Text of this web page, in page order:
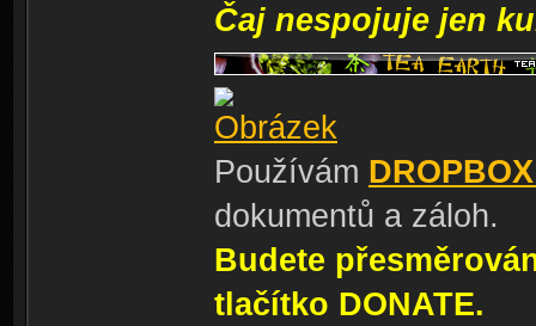
Čaj nespojuje jen
Používám
dokumentů a záloh.
Budete
tlačítko DONATE.